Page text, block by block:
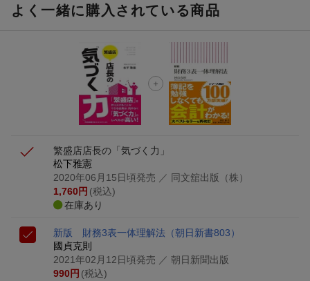
ト山分け
エントリー＆3,000円以上購入で無料データSIM（3GB/月プ
ラン）が当たる！
楽天モバイル紹介キャンペーンの拡散で300円OFFクーポン
よく一緒に購入されている商品
繁盛店店長の「気づく力」
松下雅憲
2020年06月15日頃発売 ／ 同文舘出版（株）
1,760円 (税込)
在庫あり
新版 財務3表一体理解法 （朝日新書803）
國貞克則
2021年02月12日頃発売 ／ 朝日新聞出版
990円 (税込)